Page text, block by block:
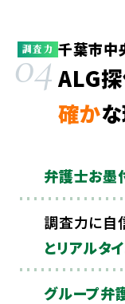
調査力
04千葉市中
ALG
確か
弁護士お墨
調査力に自
とリアルタ
グループ弁